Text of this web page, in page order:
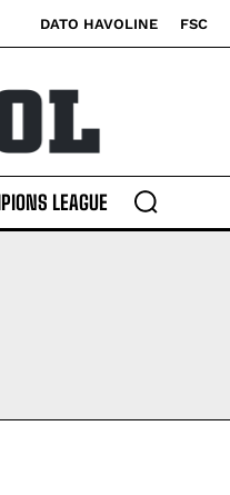
DATO HAVOLINE FSC
LEAGUE